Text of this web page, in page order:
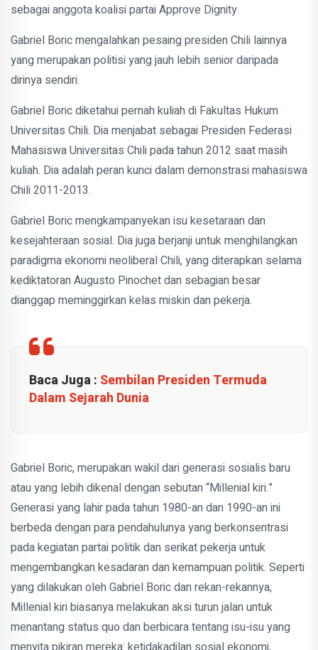
sebagai anggota koalisi partai Approve Dignity.
Gabriel Boric mengalahkan pesaing presiden Chili lainnya
yang merupakan politisi yang jauh lebih senior daripada
dirinya sendiri.
Gabriel Boric diketahui pernah kuliah di Fakultas Hukum
Universitas Chili. Dia menjabat sebagai Presiden Federasi
Mahasiswa Universitas Chili pada tahun 2012 saat masih
kuliah. Dia adalah peran kunci dalam demonstrasi mahasiswa
Chili 2011-2013.
Gabriel Boric mengkampanyekan isu kesetaraan dan
kesejahteraan sosial. Dia juga berjanji untuk menghilangkan
paradigma ekonomi neoliberal Chili, yang diterapkan selama
kediktatoran Augusto Pinochet dan sebagian besar
dianggap meminggirkan kelas miskin dan pekerja.
Baca Juga : Sembilan Presiden Termuda
Dalam Sejarah Dunia
Gabriel Boric, merupakan wakil dari generasi sosialis baru
atau yang lebih dikenal dengan sebutan “Millenial kiri.”
Generasi yang lahir pada tahun 1980-an dan 1990-an ini
berbeda dengan para pendahulunya yang berkonsentrasi
pada kegiatan partai politik dan serikat pekerja untuk
mengembangkan kesadaran dan kemampuan politik. Seperti
yang dilakukan oleh Gabriel Boric dan rekan-rekannya,
Millenial kiri biasanya melakukan aksi turun jalan untuk
menantang status quo dan berbicara tentang isu-isu yang